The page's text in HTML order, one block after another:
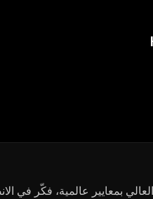
بمعايير عالمية، فكّر في